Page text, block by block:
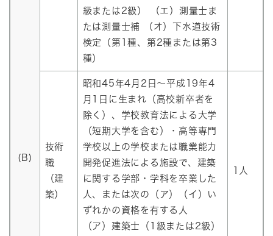
(B)
級または2級） （エ）測量士ま
たは測量士補 （オ）下水道技術
検定（第1種、第2種または第3
種）
技術
職
（建
築）
昭和45年4月2日～平成19年4
月1日に生まれ（高校新卒者を
除く）、学校教育法による大学
（短期大学を含む）・高等専門
学校以上の学校または職業能力
開発促進法による施設で、建築
に関する学部・学科を卒業した
人、または次の（ア）（イ）い
ずれかの資格を有する人
（ア）建築士（1級または2級）
1人